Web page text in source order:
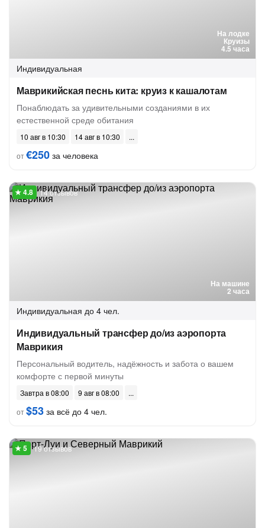
На лодке
Круизы
4.5 часа
Индивидуальная
Маврикийская песнь кита: круиз к кашалотам
Понаблюдать за удивительными созданиями в их
естественной среде обитания
10 авг в 10:30
14 авг в 10:30
от€250 за человека
На машине
2 часа
14 отзывов
Индивидуальная до 4 чел.
Индивидуальный трансфер до/из аэропорта
Маврикия
Персональный водитель, надёжность и забота о вашем
комфорте с первой минуты
Завтра в 08:00
9 авг в 08:00
от$53 за всё до 4 чел.
19 отзывов